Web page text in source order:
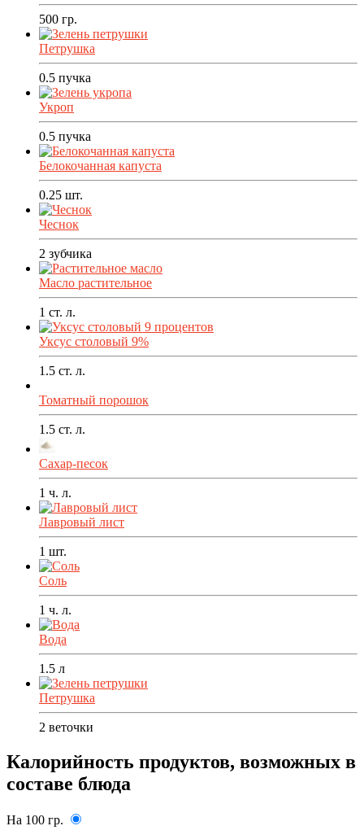
500 гр.
Петрушка
0.5 пучка
Укроп
0.5 пучка
Белокочанная капуста
0.25 шт.
Чеснок
2 зубчика
Масло растительное
1 ст. л.
Уксус столовый 9%
1.5 ст. л.
Томатный порошок
1.5 ст. л.
Сахар-песок
1 ч. л.
Лавровый лист
1 шт.
Соль
1 ч. л.
Вода
1.5 л
Петрушка
2 веточки
Калорийность продуктов, возможных в
составе блюда
На 100 гр.